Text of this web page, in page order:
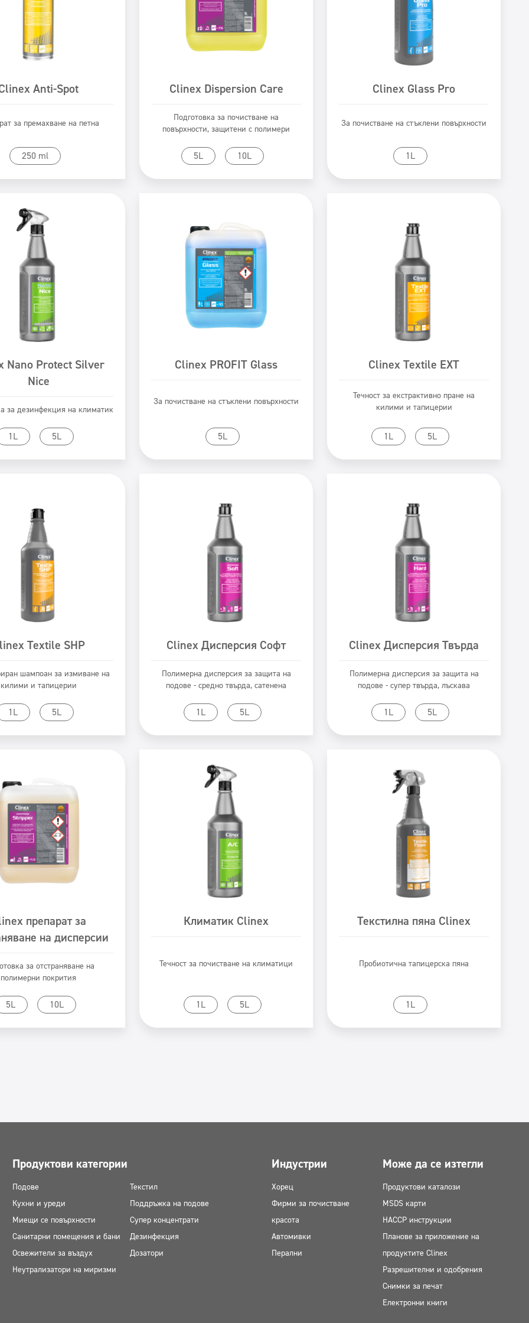
Anti-Spot
за премахване на петна
250 ml
Към продукта
Clinex Dispersion Care
Подготовка за почистване на
повърхности, защитени с полимери
5L 10L
Към продукта
Clinex Glass Pro
За почистване на стъклени повърхности
1L
Към продукта
Nano Protect Silver
Nice
за дезинфекция на климатик
1L 5L
продукта
Clinex PROFIT Glass
За почистване на стъклени повърхности
5L
Към продукта
Clinex Textile EXT
Течност за екстрактивно пране на
килими и тапицерии
1L 5L
Към продукта
Textile SHP
шампоан за измиване на
килими и тапицерии
1L 5L
продукта
Clinex Дисперсия Софт
Полимерна дисперсия за защита на
подове - средно твърда, сатенена
1L 5L
Към продукта
Clinex Дисперсия Твърда
Полимерна дисперсия за защита на
подове - супер твърда, лъскава
1L 5L
Към продукта
препарат за
на дисперсии
за отстраняване на
полимерни покрития
5L 10L
продукта
Климатик Clinex
Течност за почистване на климатици
1L 5L
Към продукта
Текстилна пяна Clinex
Пробиотична тапицерска пяна
1L
Към продукта
Продуктови категории
Подове
Кухни и уреди
Миещи се повърхности
Санитарни помещения и бани
Освежители за въздух
Неутрализатори на миризми
Текстил
Поддръжка на подове
Супер концентрати
Дезинфекция
Дозатори
Индустрии
Хорец
Фирми за почистване
красота
Автомивки
Перални
Може да се изтегли
Продуктови каталози
MSDS карти
HACCP инструкции
Планове за приложение на
продуктите Clinex
Разрешителни и одобрения
Снимки за печат
Електронни книги